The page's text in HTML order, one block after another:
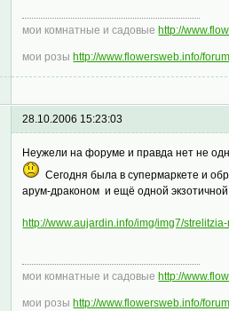
мои комнатные и садовые http://
мои розы http://www.flowersweb.info/
28.10.2006 15:23:03
Неужели на форуме и правда нет не
Сегодня была в супермаркете и
арум-драконом и ещё одной экзотичной
http://www.aujardin.info/img/img7/
мои комнатные и садовые http://
мои розы http://www.flowersweb.info/